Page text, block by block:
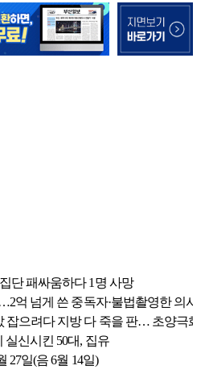
단 패싸움하다 1명 사망
억 넘게 쓴 중독자·불법촬영한 의사
잡으려다 지방 다 죽을 판… 초양극화
실신시킨 50대, 집유
27일(음 6월 14일)